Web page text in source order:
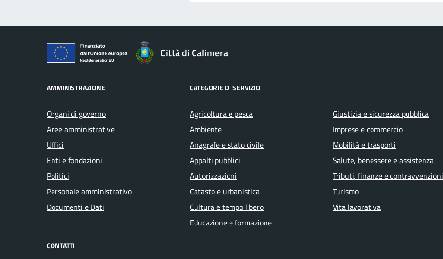
Città di Calimera
AMMINISTRAZIONE
Organi di governo
Aree amministrative
Uffici
Enti e fondazioni
Politici
Personale amministrativo
Documenti e Dati
CATEGORIE DI SERVIZIO
Agricoltura e pesca
Ambiente
Anagrafe e stato civile
Appalti pubblici
Autorizzazioni
Catasto e urbanistica
Cultura e tempo libero
Educazione e formazione
Giustizia e sicurezza pubblica
Imprese e commercio
Mobilità e trasporti
Salute, benessere e assistenza
Tributi, finanze e contravvenzioni
Turismo
Vita lavorativa
CONTATTI